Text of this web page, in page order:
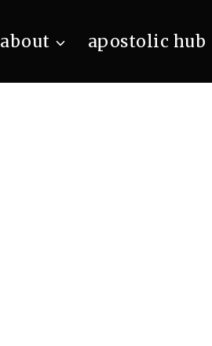
about apostolic hub